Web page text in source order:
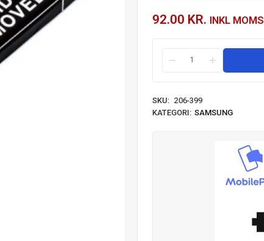
92.00 KR. INKL MOMS
SKU: 206-399
KATEGORI: SAMSUNG